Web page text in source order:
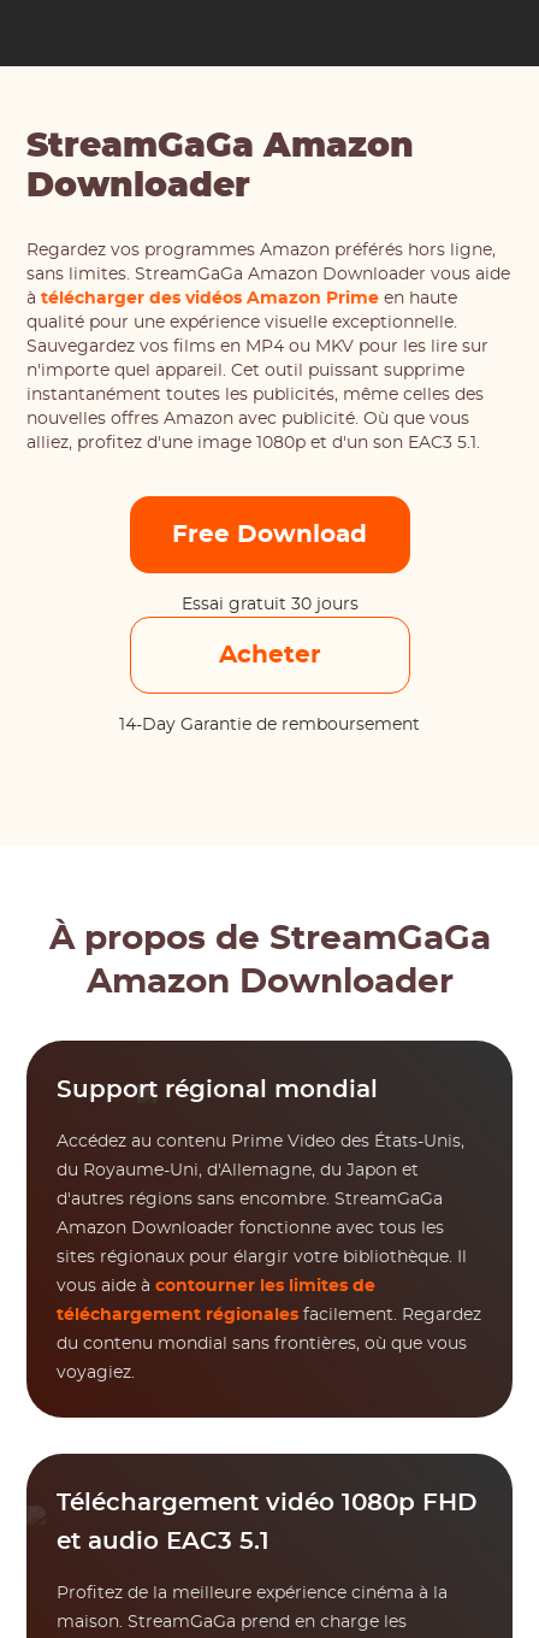
StreamGaGa Amazon
Downloader
Regardez vos programmes Amazon préférés hors ligne,
sans limites. StreamGaGa Amazon Downloader vous aide
àtélécharger des vidéos Amazon Prime en haute
qualité pour une expérience visuelle exceptionnelle.
Sauvegardez vos films en MP4 ou MKV pour les lire sur
n'importe quel appareil. Cet outil puissant supprime
instantanément toutes les publicités, même celles des
nouvelles offres Amazon avec publicité. Où que vous
alliez, profitez d'une image 1080p et d'un son EAC3 5.1.
Free Download
Essai gratuit 30 jours
Acheter
14-Day Garantie de remboursement
À propos de StreamGaGa
Amazon Downloader
Support régional mondial
Accédez au contenu Prime Video des États-Unis,
du Royaume-Uni, d'Allemagne, du Japon et
d'autres régions sans encombre. StreamGaGa
Amazon Downloader fonctionne avec tous les
sites régionaux pour élargir votre bibliothèque. Il
vous aide àcontourner les limites de
téléchargement régionales facilement. Regardez
du contenu mondial sans frontières, où que vous
voyagiez.
Téléchargement vidéo 1080p FHD
et audio EAC3 5.1
Profitez de la meilleure expérience cinéma à la
maison. StreamGaGa prend en charge les